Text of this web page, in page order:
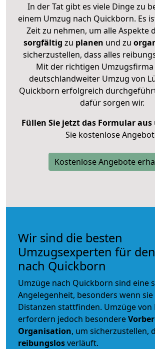
In der Tat gibt es viele Dinge zu
einem Umzug nach Quickborn. Es
Zeit zu nehmen, um alle Aspekte
sorgfältig zu planen und zu
sicherzustellen, dass alles
Mit der richtigen Umzugsfirma
deutschlandweiter Umzug von
Quickborn erfolgreich
dafür sorgen wir.
Füllen Sie jetzt das Formular aus
Sie kostenlose
Kostenlose Angebote
Wir sind die besten
Umzugsexperten für
nach Quickborn
Umzüge nach Quickborn sind eine
Angelegenheit, besonders wenn
Distanzen stattfinden. Umzüge von
erfordern jedoch besondere
Organisation, um sicherzustellen,
reibungslosverläuft.